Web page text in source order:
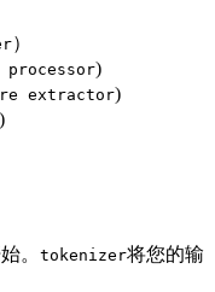
）
processor)
extractor)
)
。 tokenizer将您的输